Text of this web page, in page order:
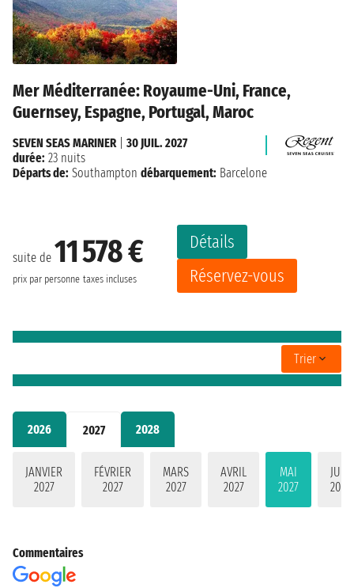
2026 2027 2028
JANVIER
2027
FÉVRIER
2027
MARS
2027
AVRIL
2027
MAI
2027
JUIN
2027
Mer Méditerranée: Royaume-Uni, France,
Guernsey, Espagne, Portugal, Maroc
suite de 11 578 €
prix par personne taxes incluses
Détails
Réservez-vous
SEVEN SEAS MARINER| 30 JUIL. 2027
durée: 23 nuits
Départs de: Southampton débarquement: Barcelone
Trier
Commentaires